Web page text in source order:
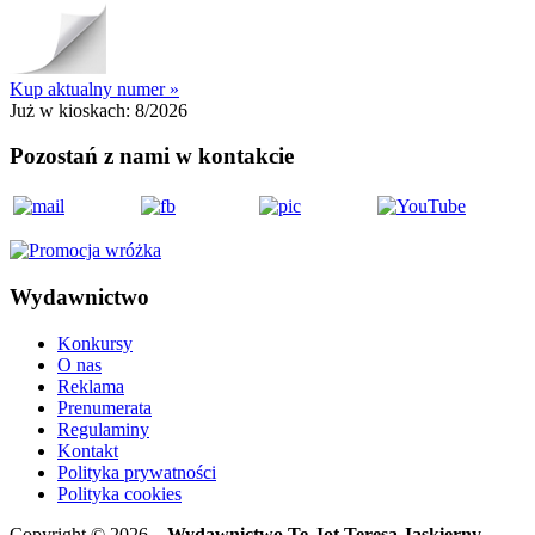
Kup aktualny numer »
Już w kioskach: 8/2026
Pozostań z nami w kontakcie
Wydawnictwo
Konkursy
O nas
Reklama
Prenumerata
Regulaminy
Kontakt
Polityka prywatności
Polityka cookies